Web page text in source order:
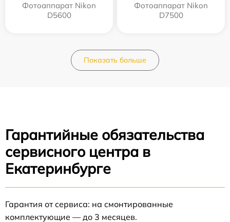
Фотоаппарат Nikon
D5600
Фотоаппарат Nikon
D7500
Показать больше
Гарантийные обязательства
сервисного центра в
Екатеринбурге
Гарантия от сервиса: на смонтированные
комплектующие — до 3 месяцев.